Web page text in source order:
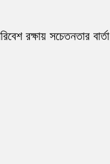
রক্ষায় সচেতনতার বার্তা